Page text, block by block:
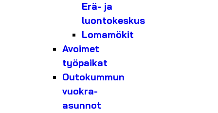
Erä- ja
luontokeskus
Lomamökit
Avoimet
työpaikat
Outokummun
vuokra-
asunnot